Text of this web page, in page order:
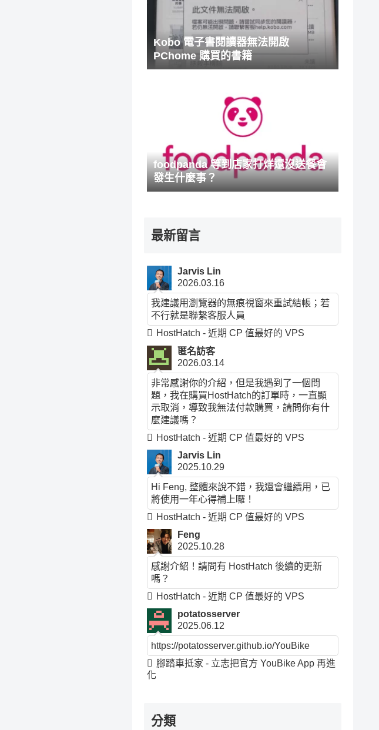
Kobo 電子書閱讀器無法開啟
PChome 購買的書籍
foodpanda 等到店家打烊還沒送餐會
發生什麼事？
最新留言
Jarvis Lin
2026.03.16
我建議用瀏覽器的無痕視窗來重試結帳；若
不行就是聯繫客服人員
HostHatch - 近期 CP 值最好的 VPS
匿名訪客
2026.03.14
非常感謝你的介紹，但是我遇到了一個問
題，我在購買HostHatch的訂單時，一直顯
示取消，導致我無法付款購買，請問你有什
麼建議嗎？
HostHatch - 近期 CP 值最好的 VPS
Jarvis Lin
2025.10.29
Hi Feng, 整體來說不錯，我還會繼續用，已
將使用一年心得補上囉！
HostHatch - 近期 CP 值最好的 VPS
Feng
2025.10.28
感謝介紹！請問有 HostHatch 後續的更新
嗎？
HostHatch - 近期 CP 值最好的 VPS
potatosserver
2025.06.12
https://potatosserver.github.io/YouBike
腳踏車抵家 - 立志把官方 YouBike App 再進
化
分類